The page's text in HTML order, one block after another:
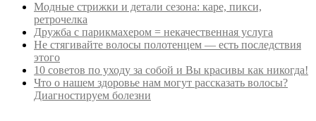
Модные стрижки и детали сезона: каре, пикси,
ретрочелка
Дружба с парикмахером = некачественная услуга
Не стягивайте волосы полотенцем — есть последствия
этого
10 советов по уходу за собой и Вы красивы как никогда!
Что о нашем здоровье нам могут рассказать волосы?
Диагностируем болезни